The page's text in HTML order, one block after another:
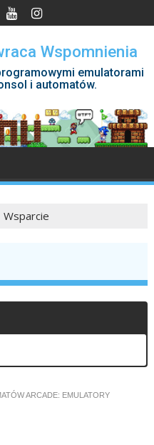
Wspomnienia
emulatorami
i automatów.
Wsparcie
ARCADE: EMULATORY